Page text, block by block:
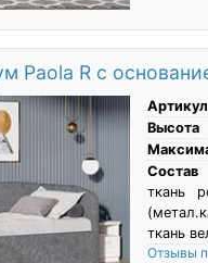
Paola R с
Артикул
Высота
Состав
ткань
ткань
Отзывы